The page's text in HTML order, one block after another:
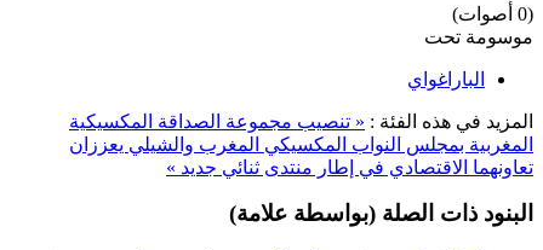
(0 أصوات)
موسومة تحت
الباراغواي
المزيد في هذه الفئة : « تنصيب مجموعة الصداقة المكسيكية
المغربية بمجلس النواب المكسيكي المغرب والشيلي يعززان
تعاونهما الاقتصادي في إطار منتدى ثنائي جديد »
البنود ذات الصلة (بواسطة علامة)